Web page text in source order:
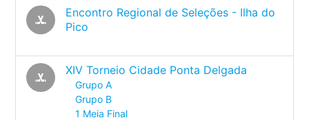
sports_hockey
Encontro Regional de Seleções - Ilha do
Pico
sports_hockey
XIV Torneio Cidade Ponta Delgada
Grupo A
Grupo B
1 Meia Final